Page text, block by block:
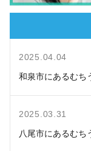
2025.04.04
和泉市にあるむち
2025.03.31
八尾市にあるむち